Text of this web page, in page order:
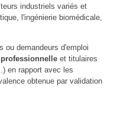
industriels variés et
l'ingénierie biomédicale,
ou demandeurs d'emploi
et titulaires
en rapport avec les
obtenue par validation